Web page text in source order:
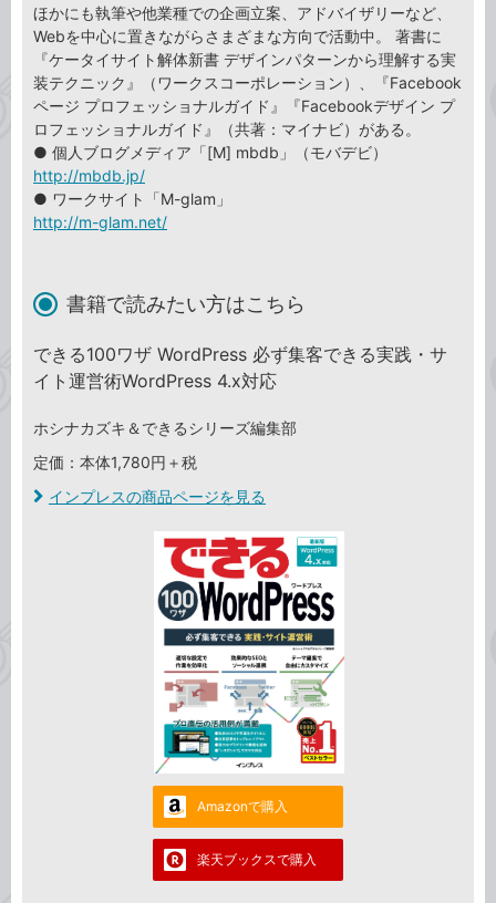
ほかにも執筆や他業種での企画立案、アドバイザリーなど、
Webを中心に置きながらさまざまな方向で活動中。 著書に
『ケータイサイト解体新書 デザインパターンから理解する実
装テクニック』（ワークスコーポレーション）、『Facebook
ページ プロフェッショナルガイド』『Facebookデザイン プ
ロフェッショナルガイド』（共著：マイナビ）がある。
● 個人ブログメディア「[M] mbdb」（モバデビ）
http://mbdb.jp/
● ワークサイト「M-glam」
http://m-glam.net/
書籍で読みたい方はこちら
できる100ワザ WordPress 必ず集客できる実践・サ
イト運営術WordPress 4.x対応
ホシナカズキ＆できるシリーズ編集部
定価：本体1,780円＋税
インプレスの商品ページを見る
Amazonで購入
楽天ブックスで購入